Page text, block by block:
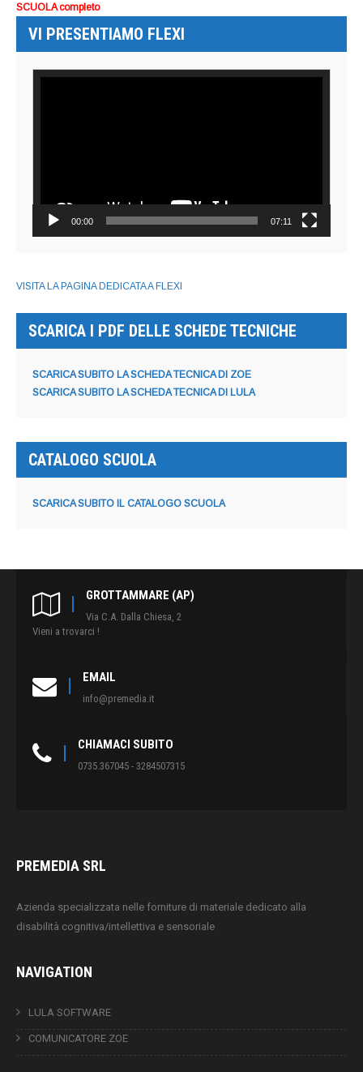
SCUOLA completo
VI PRESENTIAMO FLEXI
Video
00:00 07:11
VISITA LA PAGINA DEDICATA A FLEXI
SCARICA I PDF DELLE SCHEDE TECNICHE
SCARICA SUBITO LA SCHEDA TECNICA DI ZOE
SCARICA SUBITO LA SCHEDA TECNICA DI LULA
CATALOGO SCUOLA
SCARICA SUBITO IL CATALOGO SCUOLA
GROTTAMMARE (AP)
Via C.A. Dalla Chiesa, 2
Vieni a trovarci !
EMAIL
info@premedia.it
CHIAMACI SUBITO
0735.367045 - 3284507315
PREMEDIA SRL
Azienda specializzata nelle forniture di materiale dedicato alla
disabilità cognitiva/intellettiva e sensoriale
NAVIGATION
LULA SOFTWARE
COMUNICATORE ZOE